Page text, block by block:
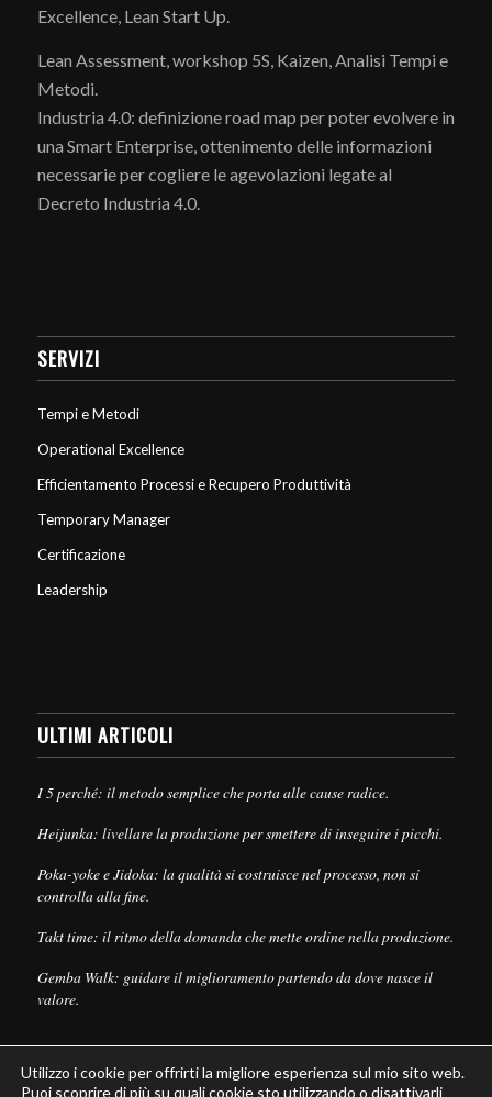
Excellence, Lean Start Up.
Lean Assessment, workshop 5S, Kaizen, Analisi Tempi e
Metodi.
Industria 4.0: definizione road map per poter evolvere in
una Smart Enterprise, ottenimento delle informazioni
necessarie per cogliere le agevolazioni legate al
Decreto Industria 4.0.
SERVIZI
Tempi e Metodi
Operational Excellence
Efficientamento Processi e Recupero Produttività
Temporary Manager
Certificazione
Leadership
ULTIMI ARTICOLI
I 5 perché: il metodo semplice che porta alle cause radice.
Heijunka: livellare la produzione per smettere di inseguire i picchi.
Poka-yoke e Jidoka: la qualità si costruisce nel processo, non si
controlla alla fine.
Takt time: il ritmo della domanda che mette ordine nella produzione.
Gemba Walk: guidare il miglioramento partendo da dove nasce il
valore.
Utilizzo i cookie per offrirti la migliore esperienza sul mio sito web.
Puoi scoprire di più su quali cookie sto utilizzando o disattivarli